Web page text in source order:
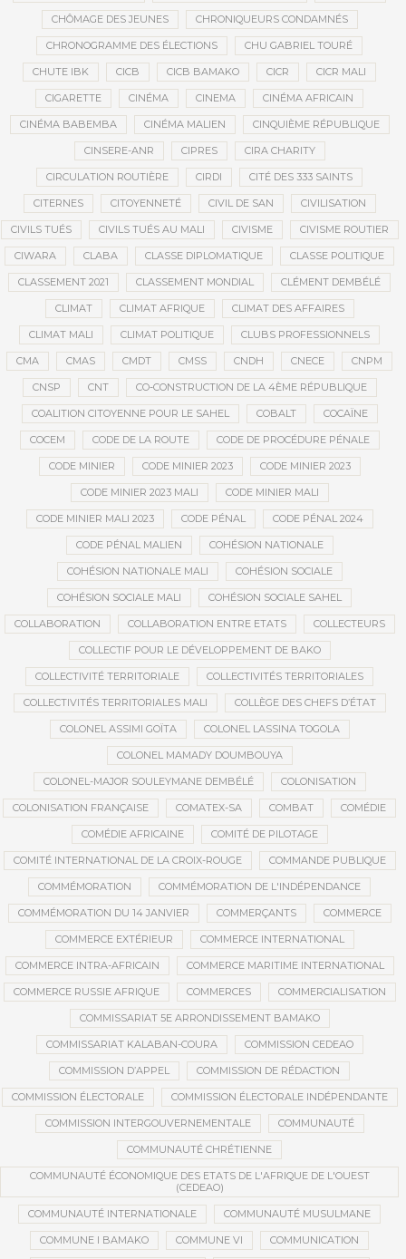
CHÔMAGE DES JEUNES CHRONIQUEURS CONDAMNÉS
CHRONOGRAMME DES ÉLECTIONS CHU GABRIEL TOURÉ
CHUTE IBK CICB CICB BAMAKO CICR CICR MALI
CIGARETTE CINÉMA CINEMA CINÉMA AFRICAIN
CINÉMA BABEMBA CINÉMA MALIEN CINQUIÈME RÉPUBLIQUE
CINSERE-ANR CIPRES CIRA CHARITY
CIRCULATION ROUTIÈRE CIRDI CITÉ DES 333 SAINTS
CITERNES CITOYENNETÉ CIVIL DE SAN CIVILISATION
CIVILS TUÉS CIVILS TUÉS AU MALI CIVISME CIVISME ROUTIER
CIWARA CLABA CLASSE DIPLOMATIQUE CLASSE POLITIQUE
CLASSEMENT 2021 CLASSEMENT MONDIAL CLÉMENT DEMBÉLÉ
CLIMAT CLIMAT AFRIQUE CLIMAT DES AFFAIRES
CLIMAT MALI CLIMAT POLITIQUE CLUBS PROFESSIONNELS
CMA CMAS CMDT CMSS CNDH CNECE CNPM
CNSP CNT CO-CONSTRUCTION DE LA 4ÈME RÉPUBLIQUE
COALITION CITOYENNE POUR LE SAHEL COBALT COCAÏNE
COCEM CODE DE LA ROUTE CODE DE PROCÉDURE PÉNALE
CODE MINIER CODE MINIER 2023 CODE MINIER 2023
CODE MINIER 2023 MALI CODE MINIER MALI
CODE MINIER MALI 2023 CODE PÉNAL CODE PÉNAL 2024
CODE PÉNAL MALIEN COHÉSION NATIONALE
COHÉSION NATIONALE MALI COHÉSION SOCIALE
COHÉSION SOCIALE MALI COHÉSION SOCIALE SAHEL
COLLABORATION COLLABORATION ENTRE ETATS COLLECTEURS
COLLECTIF POUR LE DÉVELOPPEMENT DE BAKO
COLLECTIVITÉ TERRITORIALE COLLECTIVITÉS TERRITORIALES
COLLECTIVITÉS TERRITORIALES MALI COLLÈGE DES CHEFS D’ÉTAT
COLONEL ASSIMI GOÏTA COLONEL LASSINA TOGOLA
COLONEL MAMADY DOUMBOUYA
COLONEL-MAJOR SOULEYMANE DEMBÉLÉ COLONISATION
COLONISATION FRANÇAISE COMATEX-SA COMBAT COMÉDIE
COMÉDIE AFRICAINE COMITÉ DE PILOTAGE
COMITÉ INTERNATIONAL DE LA CROIX-ROUGE COMMANDE PUBLIQUE
COMMÉMORATION COMMÉMORATION DE L'INDÉPENDANCE
COMMÉMORATION DU 14 JANVIER COMMERÇANTS COMMERCE
COMMERCE EXTÉRIEUR COMMERCE INTERNATIONAL
COMMERCE INTRA-AFRICAIN COMMERCE MARITIME INTERNATIONAL
COMMERCE RUSSIE AFRIQUE COMMERCES COMMERCIALISATION
COMMISSARIAT 5E ARRONDISSEMENT BAMAKO
COMMISSARIAT KALABAN-COURA COMMISSION CEDEAO
COMMISSION D’APPEL COMMISSION DE RÉDACTION
COMMISSION ÉLECTORALE COMMISSION ÉLECTORALE INDÉPENDANTE
COMMISSION INTERGOUVERNEMENTALE COMMUNAUTÉ
COMMUNAUTÉ CHRÉTIENNE
COMMUNAUTÉ ÉCONOMIQUE DES ETATS DE L'AFRIQUE DE L'OUEST
(CEDEAO)
COMMUNAUTÉ INTERNATIONALE COMMUNAUTÉ MUSULMANE
COMMUNE I BAMAKO COMMUNE VI COMMUNICATION